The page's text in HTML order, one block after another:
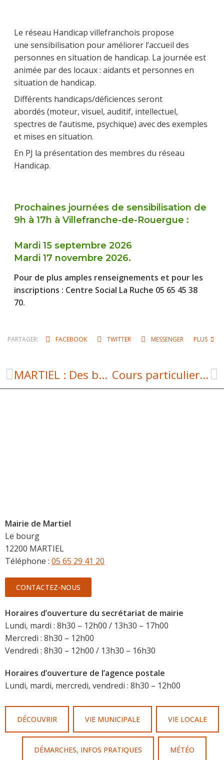
Le réseau Handicap villefranchois propose
une sensibilisation pour améliorer l’accueil des
personnes en situation de handicap. La journée est
animée par des locaux : aidants et personnes en
situation de handicap.
Différents handicaps/déficiences seront
abordés (moteur, visuel, auditif, intellectuel,
spectres de l’autisme, psychique) avec des exemples
et mises en situation.
En PJ la présentation des membres du réseau
Handicap.
Prochaines journées de sensibilisation de
9h à 17h à Villefranche-de-Rouergue :
Mardi 15 septembre 2026
Mardi 17 novembre 2026.
Pour de plus amples renseignements et pour les
inscriptions : Centre Social La Ruche 05 65 45 38
70.
PARTAGER: FACEBOOK TWITTER MESSENGER PLUS
MARTIEL : Des bénévoles engagés pour la mise en valeur du patrimoine collectif Cours particuliers à la piscine de Bannac
Mairie de Martiel
Le bourg
12200 MARTIEL
Téléphone : 05 65 29 41 20
CONTACTEZ-NOUS
Horaires d’ouverture du secrétariat de mairie
Lundi, mardi : 8h30 – 12h00 / 13h30 – 17h00
Mercredi : 8h30 – 12h00
Vendredi : 8h30 – 12h00 / 13h30 – 16h30
Horaires d’ouverture de l’agence postale
Lundi, mardi, mercredi, vendredi : 8h30 – 12h00
DÉCOUVRIR VIE MUNICIPALE VIE LOCALE
DÉMARCHES, INFOS PRATIQUES MÉTÉO